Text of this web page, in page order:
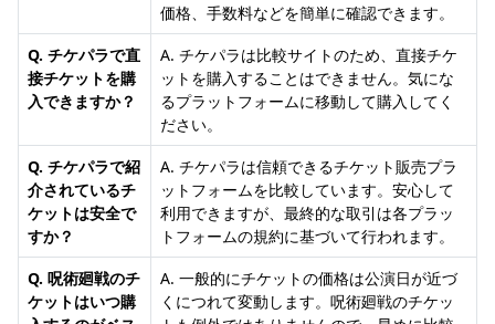
価格、手数料などを簡単に確認できます。
Q. チケパラで直
接チケットを購
入できますか？
A. チケパラは比較サイトのため、直接チケ
ットを購入することはできません。気にな
るプラットフォームに移動して購入してく
ださい。
Q. チケパラで紹
介されているチ
ケットは安全で
すか？
A. チケパラは信頼できるチケット販売プラ
ットフォームを比較しています。安心して
利用できますが、最終的な取引は各プラッ
トフォームの規約に基づいて行われます。
Q. 呪術廻戦のチ
ケットはいつ購
A. 一般的にチケットの価格は公演日が近づ
くにつれて変動します。呪術廻戦のチケッ